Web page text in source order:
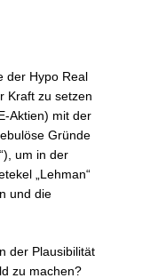
der Hypo Real
Kraft zu setzen
Aktien) mit der
Gründe
um in der
„Lehman“
und die
der Plausibilität
zu machen?